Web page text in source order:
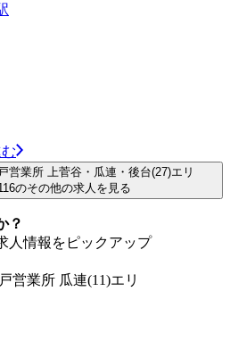
営業所 上菅谷・瓜連・後台(27)エリ
のその他の求人を見る
？
人情報をピックアップ
営業所 瓜連(11)エリ